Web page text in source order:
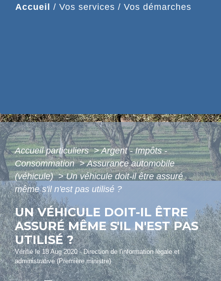
Accueil / Vos services / Vos démarches
Accueil particuliers> Argent - Impôts -
Consommation> Assurance automobile
(véhicule)> Un véhicule doit-il être assuré
même s'il n'est pas utilisé ?
UN VÉHICULE DOIT-IL ÊTRE
ASSURÉ MÊME S'IL N'EST PAS
UTILISÉ ?
Vérifié le 18 Aug 2020 - Direction de l'information légale et
administrative (Première ministre)